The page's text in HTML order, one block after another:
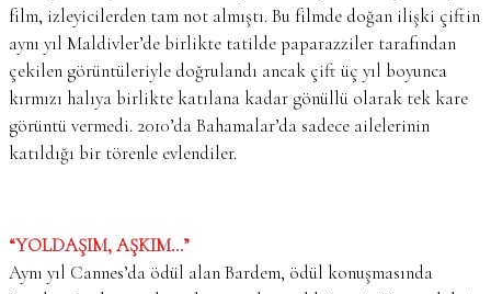
film, izleyicilerden tam not almıştı. Bu filmde doğan ilişki çiftin
aynı yıl Maldivler’de birlikte tatilde paparazziler tarafından
çekilen görüntüleriyle doğrulandı ancak çift üç yıl boyunca
kırmızı halıya birlikte katılana kadar gönüllü olarak tek kare
görüntü vermedi. 2010’da Bahamalar’da sadece ailelerinin
katıldığı bir törenle evlendiler.
“YOLDAŞIM, AŞKIM…”
Aynı yıl Cannes’da ödül alan Bardem, ödül konuşmasında